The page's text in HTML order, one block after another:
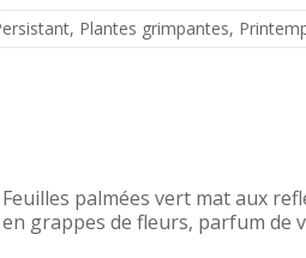
, Plantes grimpantes,
palmées vert mat aux
grappes de fleurs, parfum de